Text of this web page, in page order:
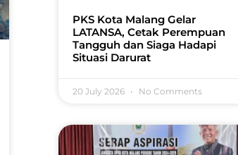
PKS Kota Malang Gelar
LATANSA, Cetak Perempuan
Tangguh dan Siaga Hadapi
Situasi Darurat
20 July 2026 No Comments